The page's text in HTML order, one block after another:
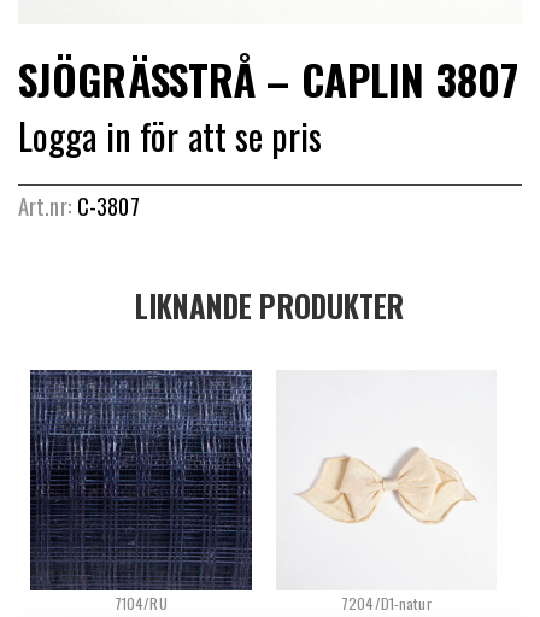
SJÖGRÄSSTRÅ – CAPLIN 3807
Logga in för att se pris
Art.nr: C-3807
LIKNANDE PRODUKTER
7104/RU 7204/D1-natur